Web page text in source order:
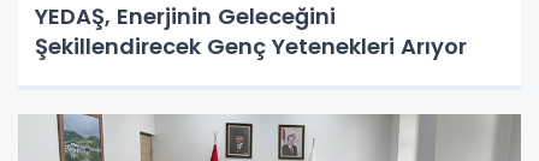
YEDAŞ, Enerjinin Geleceğini
Şekillendirecek Genç Yetenekleri Arıyor